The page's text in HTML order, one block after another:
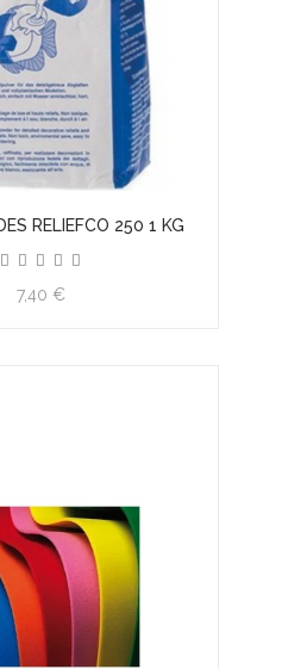
RELIEFCO 250 1 KG
7,40 €